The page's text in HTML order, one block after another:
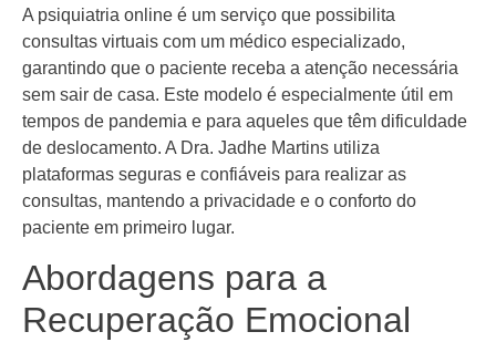
A psiquiatria online é um serviço que possibilita
consultas virtuais com um médico especializado,
garantindo que o paciente receba a atenção necessária
sem sair de casa. Este modelo é especialmente útil em
tempos de pandemia e para aqueles que têm dificuldade
de deslocamento. A Dra. Jadhe Martins utiliza
plataformas seguras e confiáveis para realizar as
consultas, mantendo a privacidade e o conforto do
paciente em primeiro lugar.
Abordagens para a
Recuperação Emocional